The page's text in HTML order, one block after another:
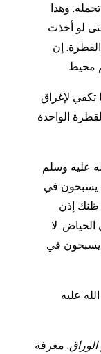
وهذا
لو أخذتَ
إن
محيط.
تكفي لإغراق
الواحدة
عليه وسلم
يسبحون في
ظنك إذن
لا
يسبحون في
عليه
. معرفة